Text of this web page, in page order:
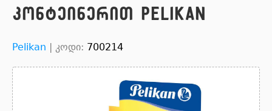
კონტეინერით Pelikan
Pelikan | კოდი: 700214